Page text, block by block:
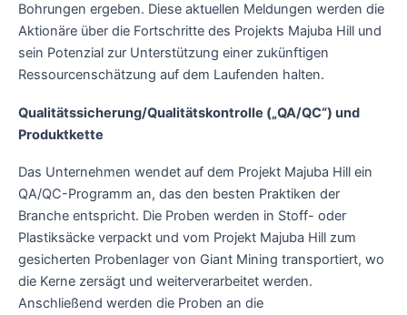
Bohrungen ergeben. Diese aktuellen Meldungen werden die
Aktionäre über die Fortschritte des Projekts Majuba Hill und
sein Potenzial zur Unterstützung einer zukünftigen
Ressourcenschätzung auf dem Laufenden halten.
Qualitätssicherung/Qualitätskontrolle („QA/QC“) und
Produktkette
Das Unternehmen wendet auf dem Projekt Majuba Hill ein
QA/QC-Programm an, das den besten Praktiken der
Branche entspricht. Die Proben werden in Stoff- oder
Plastiksäcke verpackt und vom Projekt Majuba Hill zum
gesicherten Probenlager von Giant Mining transportiert, wo
die Kerne zersägt und weiterverarbeitet werden.
Anschließend werden die Proben an die